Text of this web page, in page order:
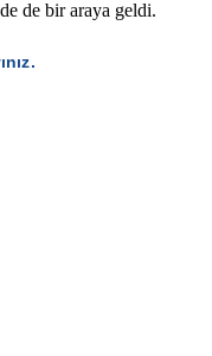
de bir araya geldi.